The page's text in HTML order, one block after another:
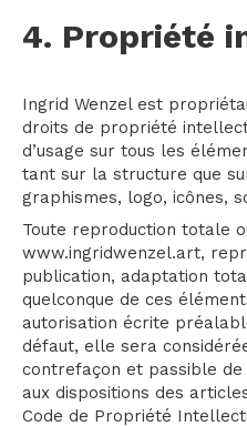
4. Propriété
Ingrid Wenzel est
droits de propriété
d’usage sur tous les
tant sur la structure que
graphismes, logo, icônes,
Toute reproduction totale
www.ingridwenzel.art,
publication, adaptation
quelconque de ces
autorisation écrite
défaut, elle sera
contrefaçon et passible
aux dispositions des
Code de Propriété